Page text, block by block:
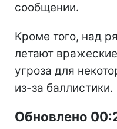
сообщении.
Кроме того, над
летают
угроза для
из-за баллистики.
Обновлено